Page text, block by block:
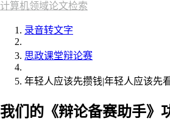
计算机领域论文检索
录音转文字
思政课堂辩论赛
年轻人应该先攒钱|年轻人应该先
我们的《辩论备赛助手》